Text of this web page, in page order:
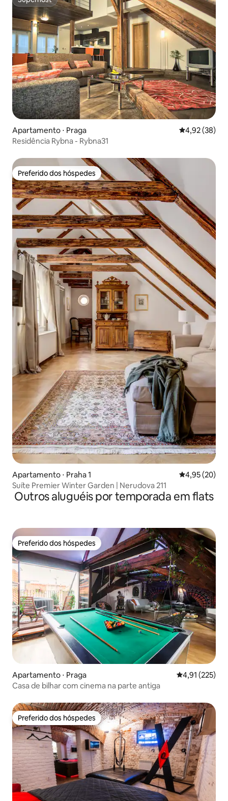
Superhost
Apartamento ⋅ Praga 4,92 de uma
4,92 (38)
Residência Rybna - Rybna31
Preferido dos hóspedes
Preferido dos hóspedes
Apartamento ⋅ Praha 1 4,95 de uma
4,95 (20)
Suíte Premier Winter Garden | Nerudova 211
Outros aluguéis por temporada em flats
Preferido dos hóspedes
Preferido dos hóspedes
Apartamento ⋅ Praga 4,91 de uma
4,91 (225)
Casa de bilhar com cinema na parte antiga
Preferido dos hóspedes
Preferido dos hóspedes